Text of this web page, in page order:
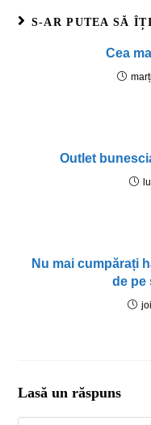
S-AR PUTEA SĂ
Cea
Outlet
Nu mai cumpărați
de pe
Lasă un răspuns